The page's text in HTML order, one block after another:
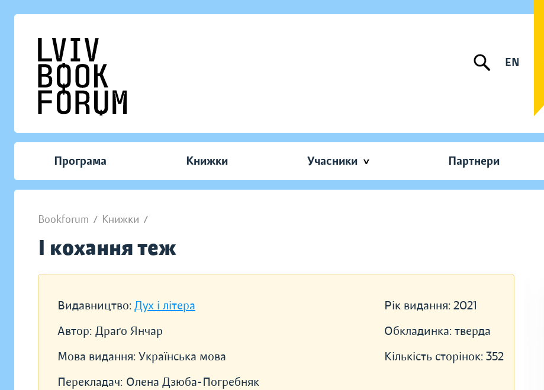
EN
Програма Книжки Учасники Партнери
Bookforum / Книжки /
І кохання теж
Видавництво: Дух і літера
Автор: Драґо Янчар
Мова видання: Українська мова
Перекладач: Олена Дзюба-Погребняк
Рік видання: 2021
Обкладинка: тверда
Кількість сторінок: 352